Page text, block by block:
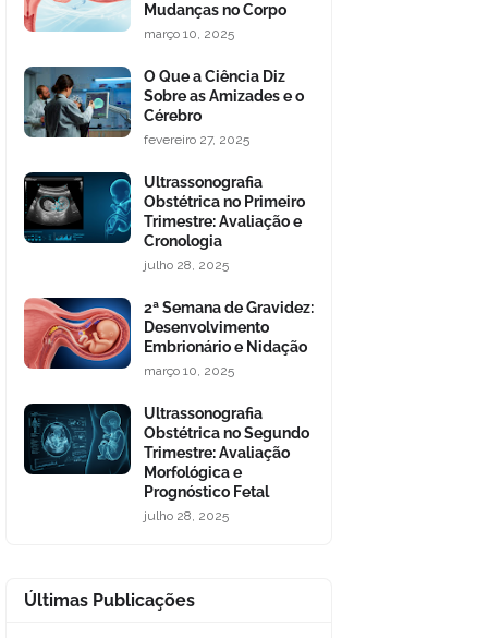
Mudanças no Corpo
março 10, 2025
O Que a Ciência Diz
Sobre as Amizades e o
Cérebro
fevereiro 27, 2025
Ultrassonografia
Obstétrica no Primeiro
Trimestre: Avaliação e
Cronologia
julho 28, 2025
2ª Semana de Gravidez:
Desenvolvimento
Embrionário e Nidação
março 10, 2025
Ultrassonografia
Obstétrica no Segundo
Trimestre: Avaliação
Morfológica e
Prognóstico Fetal
julho 28, 2025
Últimas Publicações